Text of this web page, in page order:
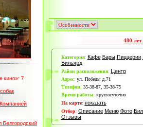
кино»: 7
480
Категория: Кафе Бары Пиццерии
Бильярд
Район расположения: Центр
Адрес: ул. Победы д.71
Телефон: 35-38-87, 35-38-75
Время работы: круглосуточно
На карте: показать
Отбор: Описание Меню Фото
Отзывы